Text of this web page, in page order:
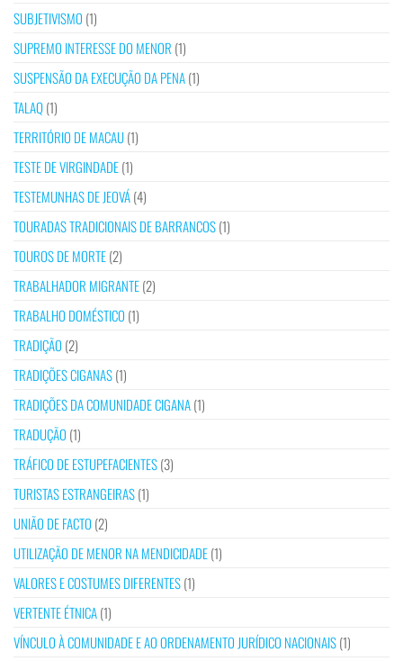
SUBJETIVISMO (1)
SUPREMO INTERESSE DO MENOR (1)
SUSPENSÃO DA EXECUÇÃO DA PENA(1)
TALAQ(1)
TERRITÓRIO DE MACAU(1)
TESTE DE VIRGINDADE(1)
TESTEMUNHAS DE JEOVÁ(4)
TOURADAS TRADICIONAIS DE BARRANCOS(1)
TOUROS DE MORTE(2)
TRABALHADOR MIGRANTE(2)
TRABALHO DOMÉSTICO (1)
TRADIÇÃO (2)
TRADIÇÕES CIGANAS(1)
TRADIÇÕES DA COMUNIDADE CIGANA(1)
TRADUÇÃO (1)
TRÁFICO DE ESTUPEFACIENTES(3)
TURISTAS ESTRANGEIRAS(1)
UNIÃO DE FACTO (2)
UTILIZAÇÃO DE MENOR NA MENDICIDADE(1)
VALORES E COSTUMES DIFERENTES(1)
VERTENTE ÉTNICA(1)
VÍNCULO À COMUNIDADE E AO ORDENAMENTO JURÍDICO NACIONAIS(1)